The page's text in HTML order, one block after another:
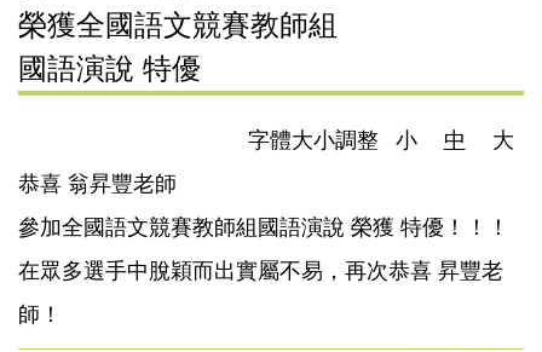
榮獲全國語文競賽教師組
國語演說 特優
字體大小調整 小 中
大
恭喜 翁昇豐老師
參加全國語文競賽教師組國語演說 榮獲 特優！！！
在眾多選手中脫穎而出實屬不易，再次恭喜 昇豐老
師！